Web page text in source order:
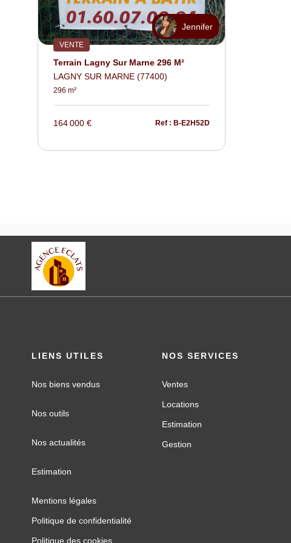
Jennifer
VENTE
Terrain Lagny Sur Marne 296 M²
LAGNY SUR MARNE (77400)
296 m²
164 000 € Ref : B-E2H52D
LIENS UTILES
Nos biens vendus
Nos outils
Nos actualités
Estimation
Mentions légales
Politique de confidentialité
Politique des cookies
NOS SERVICES
Ventes
Locations
Estimation
Gestion